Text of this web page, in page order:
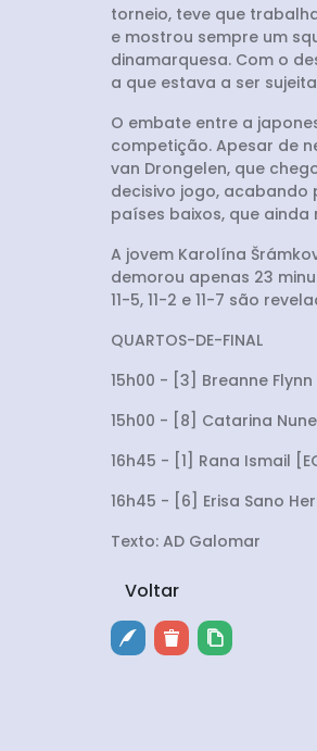
torneio, teve que
e mostrou sempre um
dinamarquesa. Com o
a que estava a ser
O embate entre a
competição. Apesar de
van Drongelen, que
decisivo jogo, acabando
países baixos, que
A jovem Karolína
demorou apenas 23
11-5, 11-2 e 11-7 são
QUARTOS-DE-FINAL
15h00 - [3] Breanne Flynn
15h00 - [8] Catarina
16h45 - [1] Rana Ismail
16h45 - [6] Erisa Sano
Texto: AD Galomar
Voltar